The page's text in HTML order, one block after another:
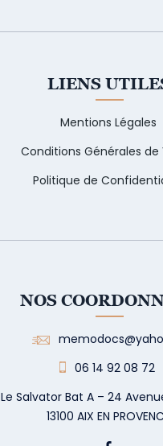
LIENS
Mentions Légales
Conditions Générales de
Politique de
NOS
06 14 92 08 72
Le Salvator Bat A – 24
13100 AIX EN